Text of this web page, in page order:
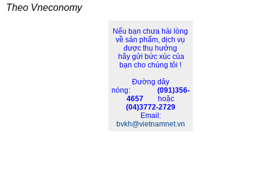
Theo Vneconomy
Nếu bạn chưa hài lòng
về sản phẩm, dịch vụ
được thụ hưởng
hãy gửi bức xúc của
bạn cho chúng tôi !
Đường dây
nóng:
(091)356-
4657
hoặc
(04)3772-2729
Email:
bvkh@vietnamnet.vn